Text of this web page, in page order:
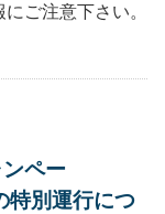
ご注意下さい。
ペー
別運行につ